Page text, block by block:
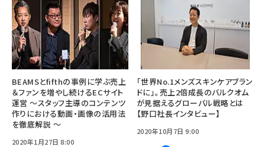
BEAMSとfifthの事例に学ぶ売上
＆ファンを増やし続けるECサイト
運営 ～スタッフ主導のコンテンツ
作りにおける動画・画像の活用法
を徹底解説 ～
2020年1月27日 8:00
「世界No.1メンズスキンケアブラン
ドに」。売上2倍成長のバルクオム
が見据えるグローバル戦略とは
【野口社長インタビュー】
2020年10月7日 9:00